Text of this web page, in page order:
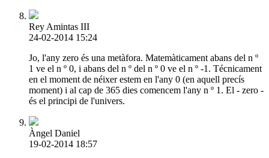
Rey Amintas III
24-02-2014 15:24
Jo, l'any zero és una metàfora. Matemàticament abans del n º
1 ve el n º 0, i abans del n º del n º 0 ve el n º -1. Técnicament
en el moment de néixer estem en l'any 0 (en aquell precís
moment) i al cap de 365 dies comencem l'any n º 1. El - zero -
és el principi de l'univers.
Àngel Daniel
19-02-2014 18:57